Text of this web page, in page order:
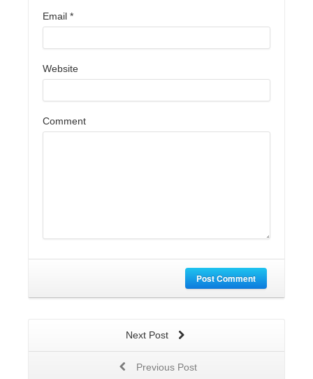
Email *
Website
Comment
Post Comment
Next Post
Previous Post